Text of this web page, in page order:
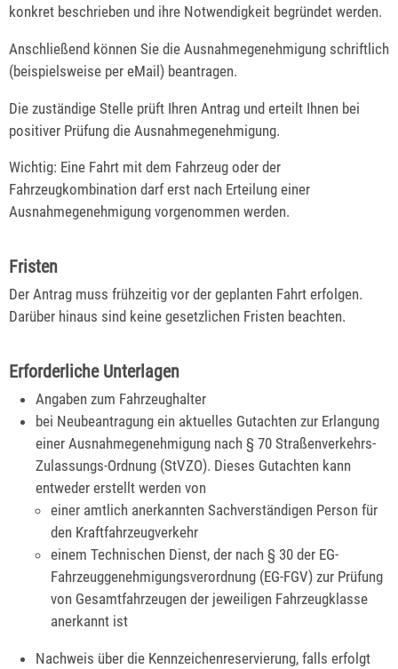
konkret beschrieben und ihre Notwendigkeit begründet werden.
Anschließend können Sie die Ausnahmegenehmigung schriftlich
(beispielsweise per eMail) beantragen.
Die zuständige Stelle prüft Ihren Antrag und erteilt Ihnen bei
positiver Prüfung die Ausnahmegenehmigung.
Wichtig: Eine Fahrt mit dem Fahrzeug oder der
Fahrzeugkombination darf erst nach Erteilung einer
Ausnahmegenehmigung vorgenommen werden.
Fristen
Der Antrag muss frühzeitig vor der geplanten Fahrt erfolgen.
Darüber hinaus sind keine gesetzlichen Fristen beachten.
Erforderliche Unterlagen
Angaben zum Fahrzeughalter
bei Neubeantragung ein aktuelles Gutachten zur Erlangung
einer Ausnahmegenehmigung nach § 70 Straßenverkehrs-
Zulassungs-Ordnung (StVZO). Dieses Gutachten kann
entweder erstellt werden von
einer amtlich anerkannten Sachverständigen Person für
den Kraftfahrzeugverkehr
einem Technischen Dienst, der nach § 30 der EG-
Fahrzeuggenehmigungsverordnung (EG-FGV) zur Prüfung
von Gesamtfahrzeugen der jeweiligen Fahrzeugklasse
anerkannt ist
Nachweis über die Kennzeichenreservierung, falls erfolgt